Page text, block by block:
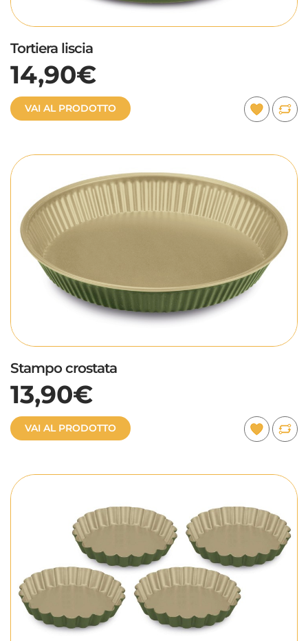
Tortiera liscia
14,90€
VAI AL PRODOTTO
Stampo crostata
13,90€
VAI AL PRODOTTO